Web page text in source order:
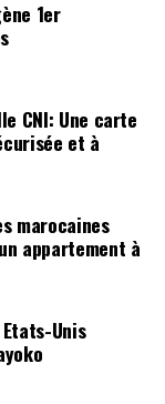
1er
CNI: Une carte
et à
marocaines
appartement à
Unis